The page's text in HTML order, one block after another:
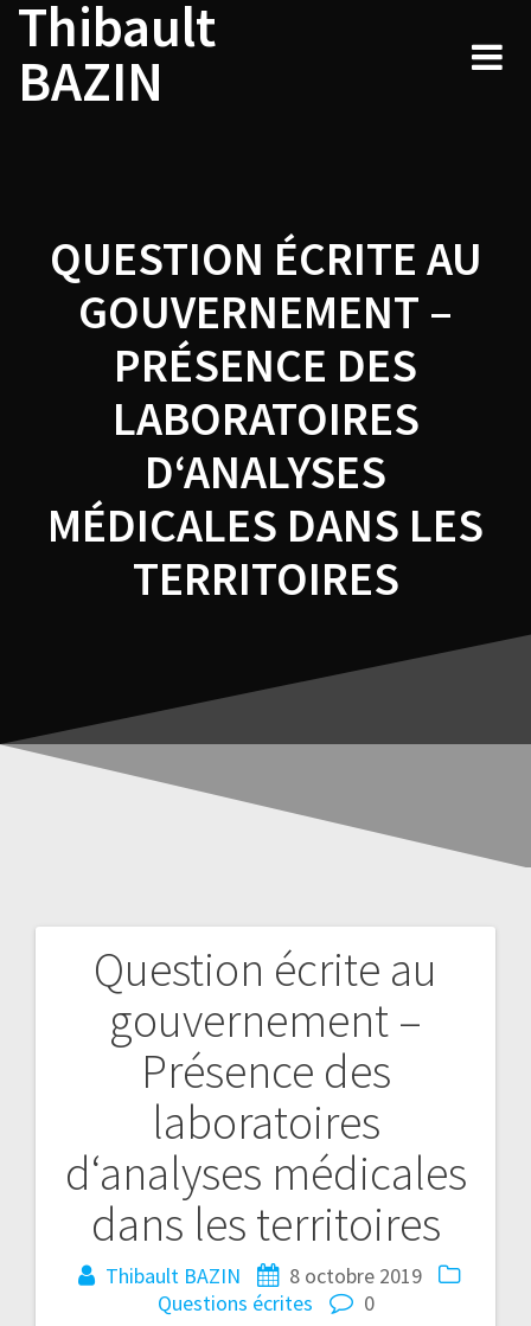
Skip
content
Thibault
BAZIN
QUESTION ÉCRITE AU
GOUVERNEMENT –
PRÉSENCE DES
LABORATOIRES
D‘ANALYSES
MÉDICALES DANS LES
TERRITOIRES
Question écrite au
gouvernement –
Présence des
laboratoires
d‘analyses médicales
dans les territoires
Thibault BAZIN
8 octobre 2019
Questions écrites
0
Navigation
de